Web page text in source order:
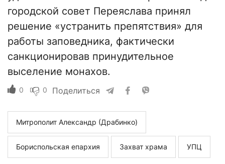
городской совет Переяслава принял
решение «устранить препятствия» для
работы заповедника, фактически
санкционировав принудительное
выселение монахов.
0 0 Поделиться
Митрополит Александр (Драбинко)
Бориспольская епархия Захват храма УПЦ